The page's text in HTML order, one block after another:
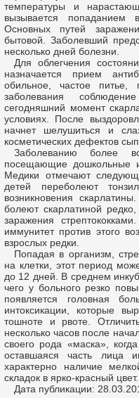
температуры и
вызывается попаданием
Основных путей
бытовой. Заболевший
несколько дней болезни.
Для облегчения
назначается прием
обильное, частое
заболевания
сегодняшний момент
условиях. После
начнет шелушиться и
косметических дефектов
Заболеванию более
посещающие дошкольные
Медики отмечают
детей переболеют
возникновения
болеют скарлатиной
заражения
иммунитет против этого
взрослых редки.
Попадая в организм,
на клетки, этот период
до 12 дней. В среднем
чего у больного резко
появляется головная
интоксикации, которые
тошноте и рвоте.
несколько часов после
своего рода «маска»,
оставшаяся часть лица
характерно наличие
складок в ярко-красный цвет.
Дата публикации: